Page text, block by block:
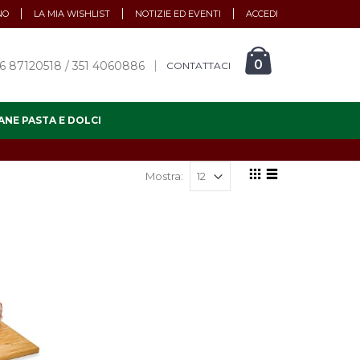
LA MIA WISHLIST NOTIZIE ED EVENTI ACCEDI
87120518 / 351 4060886 CONTATTACI 0
PASTA E DOLCI
Mostra: